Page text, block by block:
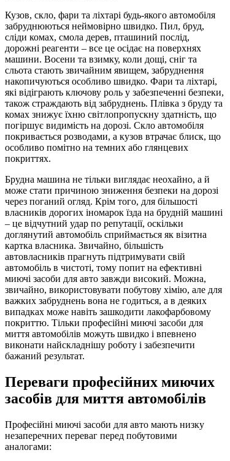
Кузов, скло, фари та ліхтарі будь-якого автомобіля
забруднюються неймовірно швидко. Пил, бруд,
сліди комах, смола дерев, пташиний послід,
дорожні реагенти – все це осідає на поверхнях
машини. Восени та взимку, коли дощі, сніг та
сльота стають звичайним явищем, забруднення
накопичуються особливо швидко. Фари та ліхтарі,
які відіграють ключову роль у забезпеченні безпеки,
також страждають від забруднень. Плівка з бруду та
комах знижує їхню світлопропускну здатність, що
погіршує видимість на дорозі. Скло автомобіля
покривається розводами, а кузов втрачає блиск, що
особливо помітно на темних або глянцевих
покриттях.
Брудна машина не тільки виглядає неохайно, а й
може стати причиною зниження безпеки на дорозі
через поганий огляд. Крім того, для більшості
власників дорогих іномарок їзда на брудній машині
– це відчутний удар по репутації, оскільки
доглянутий автомобіль сприймається як візитна
картка власника. Звичайно, більшість
автовласників прагнуть підтримувати свій
автомобіль в чистоті, тому попит на ефективні
миючі засоби для авто завжди високий. Можна,
звичайно, використовувати побутову хімію, але для
важких забруднень вона не годиться, а в деяких
випадках може навіть зашкодити лакофарбовому
покриттю. Тільки професійні миючі засоби для
миття автомобілів можуть швидко і впевнено
виконати найскладнішу роботу і забезпечити
бажаний результат.
Переваги професійних миючих
засобів для миття автомобілів
Професійні миючі засоби для авто мають низку
незаперечних переваг перед побутовими
аналогами: